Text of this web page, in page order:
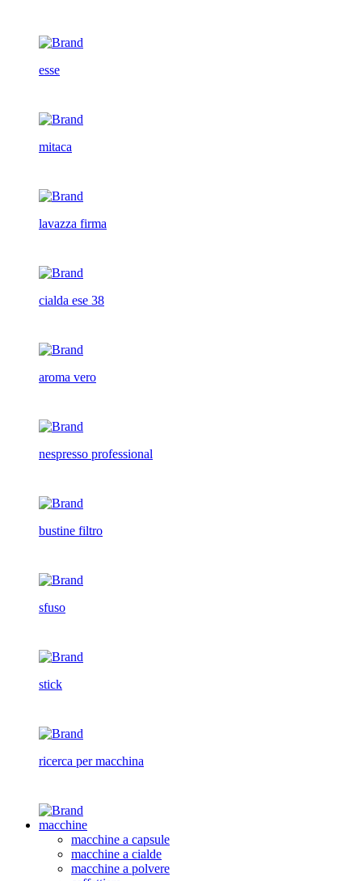
esse
mitaca
lavazza firma
cialda ese 38
aroma vero
nespresso professional
bustine filtro
sfuso
stick
ricerca per macchina
macchine
macchine a capsule
macchine a cialde
macchine a polvere